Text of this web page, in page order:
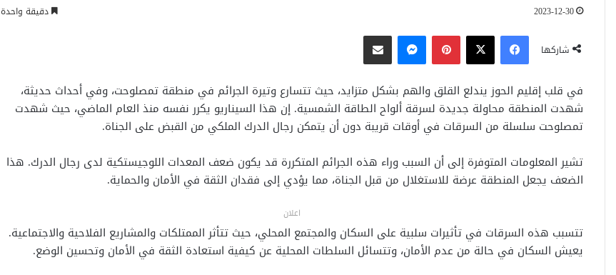
2023-12-30 دقيقة واحدة
شاركها
فيسبوك ‫X بينتيريست
في قلب إقليم الحوز يندلع القلق والهم بشكل متزايد، حيث تتسارع وتيرة الجرائم في منطقة تمصلوحت، وفي أحداث حديثة،
شهدت المنطقة محاولة جديدة لسرقة ألواح الطاقة الشمسية. إن هذا السيناريو يكرر نفسه منذ العام الماضي، حيث شهدت
تمصلوحت سلسلة من السرقات في أوقات قريبة دون أن يتمكن رجال الدرك الملكي من القبض على الجناة.
تشير المعلومات المتوفرة إلى أن السبب وراء هذه الجرائم المتكررة قد يكون ضعف المعدات اللوجيستكية لدى رجال الدرك. هذا
الضعف يجعل المنطقة عرضة للاستغلال من قبل الجناة، مما يؤدي إلى فقدان الثقة في الأمان والحماية.
اعلان
تتسبب هذه السرقات في تأثيرات سلبية على السكان والمجتمع المحلي، حيث تتأثر الممتلكات والمشاريع الفلاحية والاجتماعية.
يعيش السكان في حالة من عدم الأمان، وتتسائل السلطات المحلية عن كيفية استعادة الثقة في الأمان وتحسين الوضع.